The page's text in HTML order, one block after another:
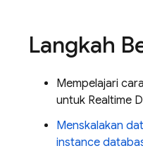
Langkah
Mempelajari cara
untuk Realtime
Menskalakan
instance